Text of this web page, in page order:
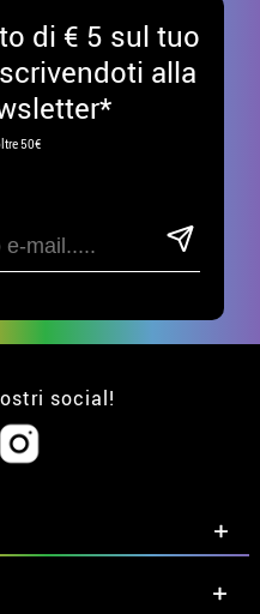
di € 5 sul tuo
alla
50€
social!